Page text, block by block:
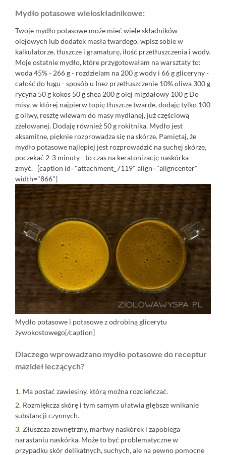
Mydło potasowe wieloskładnikowe:
Twoje mydło potasowe może mieć wiele składników
olejowych lub dodatek masła twardego, wpisz sobie w
kalkulatorze, tłuszcze i gramaturę, ilość przetłuszczenia i wody.
Moje ostatnie mydło, które przygotowałam na warsztaty to:
woda 45% - 266 g - rozdzielam na 200 g wody i 66 g gliceryny -
całość do ługu - sposób u Inez przetłuszczenie 10% oliwa 300 g
rycyna 50 g kokos 50 g shea 200 g olej migdałowy 100 g Do
misy, w której najpierw topię tłuszcze twarde, dodaję tylko 100
g oliwy, resztę wlewam do masy mydlanej, już częściową
zżelowanej. Dodaję również 50 g rokitnika. Mydło jest
aksamitne, pięknie rozprowadza się na skórze. Pamiętaj, że
mydło potasowe najlepiej jest rozprowadzić na suchej skórze,
poczekać 2-3 minuty - to czas na keratonizację naskórka -
zmyć. [caption id="attachment_7119" align="aligncenter"
width="866"]
Mydło potasowe i potasowe z odrobiną glicerytu
żywokostowego[/caption]
Dlaczego wprowadzano mydło potasowe do receptur
mazideł leczących?
Ma postać zawiesiny, którą można rozcieńczać.
Rozmiękcza skórę i tym samym ułatwia głębsze wnikanie
substancji czynnych.
Złuszcza zewnętrzny, martwy naskórek i zapobiega
narastaniu naskórka. Może to być problematyczne w
przypadku skór delikatnych, suchych, ale na pewno pomocne